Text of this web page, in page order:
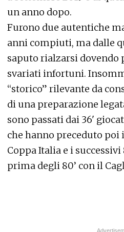
un anno dopo.
Furono due autentiche
anni compiuti, ma dalle
saputo rialzarsi dovendo
svariati infortuni.
“storico” rilevante da
di una preparazione
sono passati dai 36'
che hanno preceduto poi
Coppa Italia e i successivi
prima degli 80’ con il